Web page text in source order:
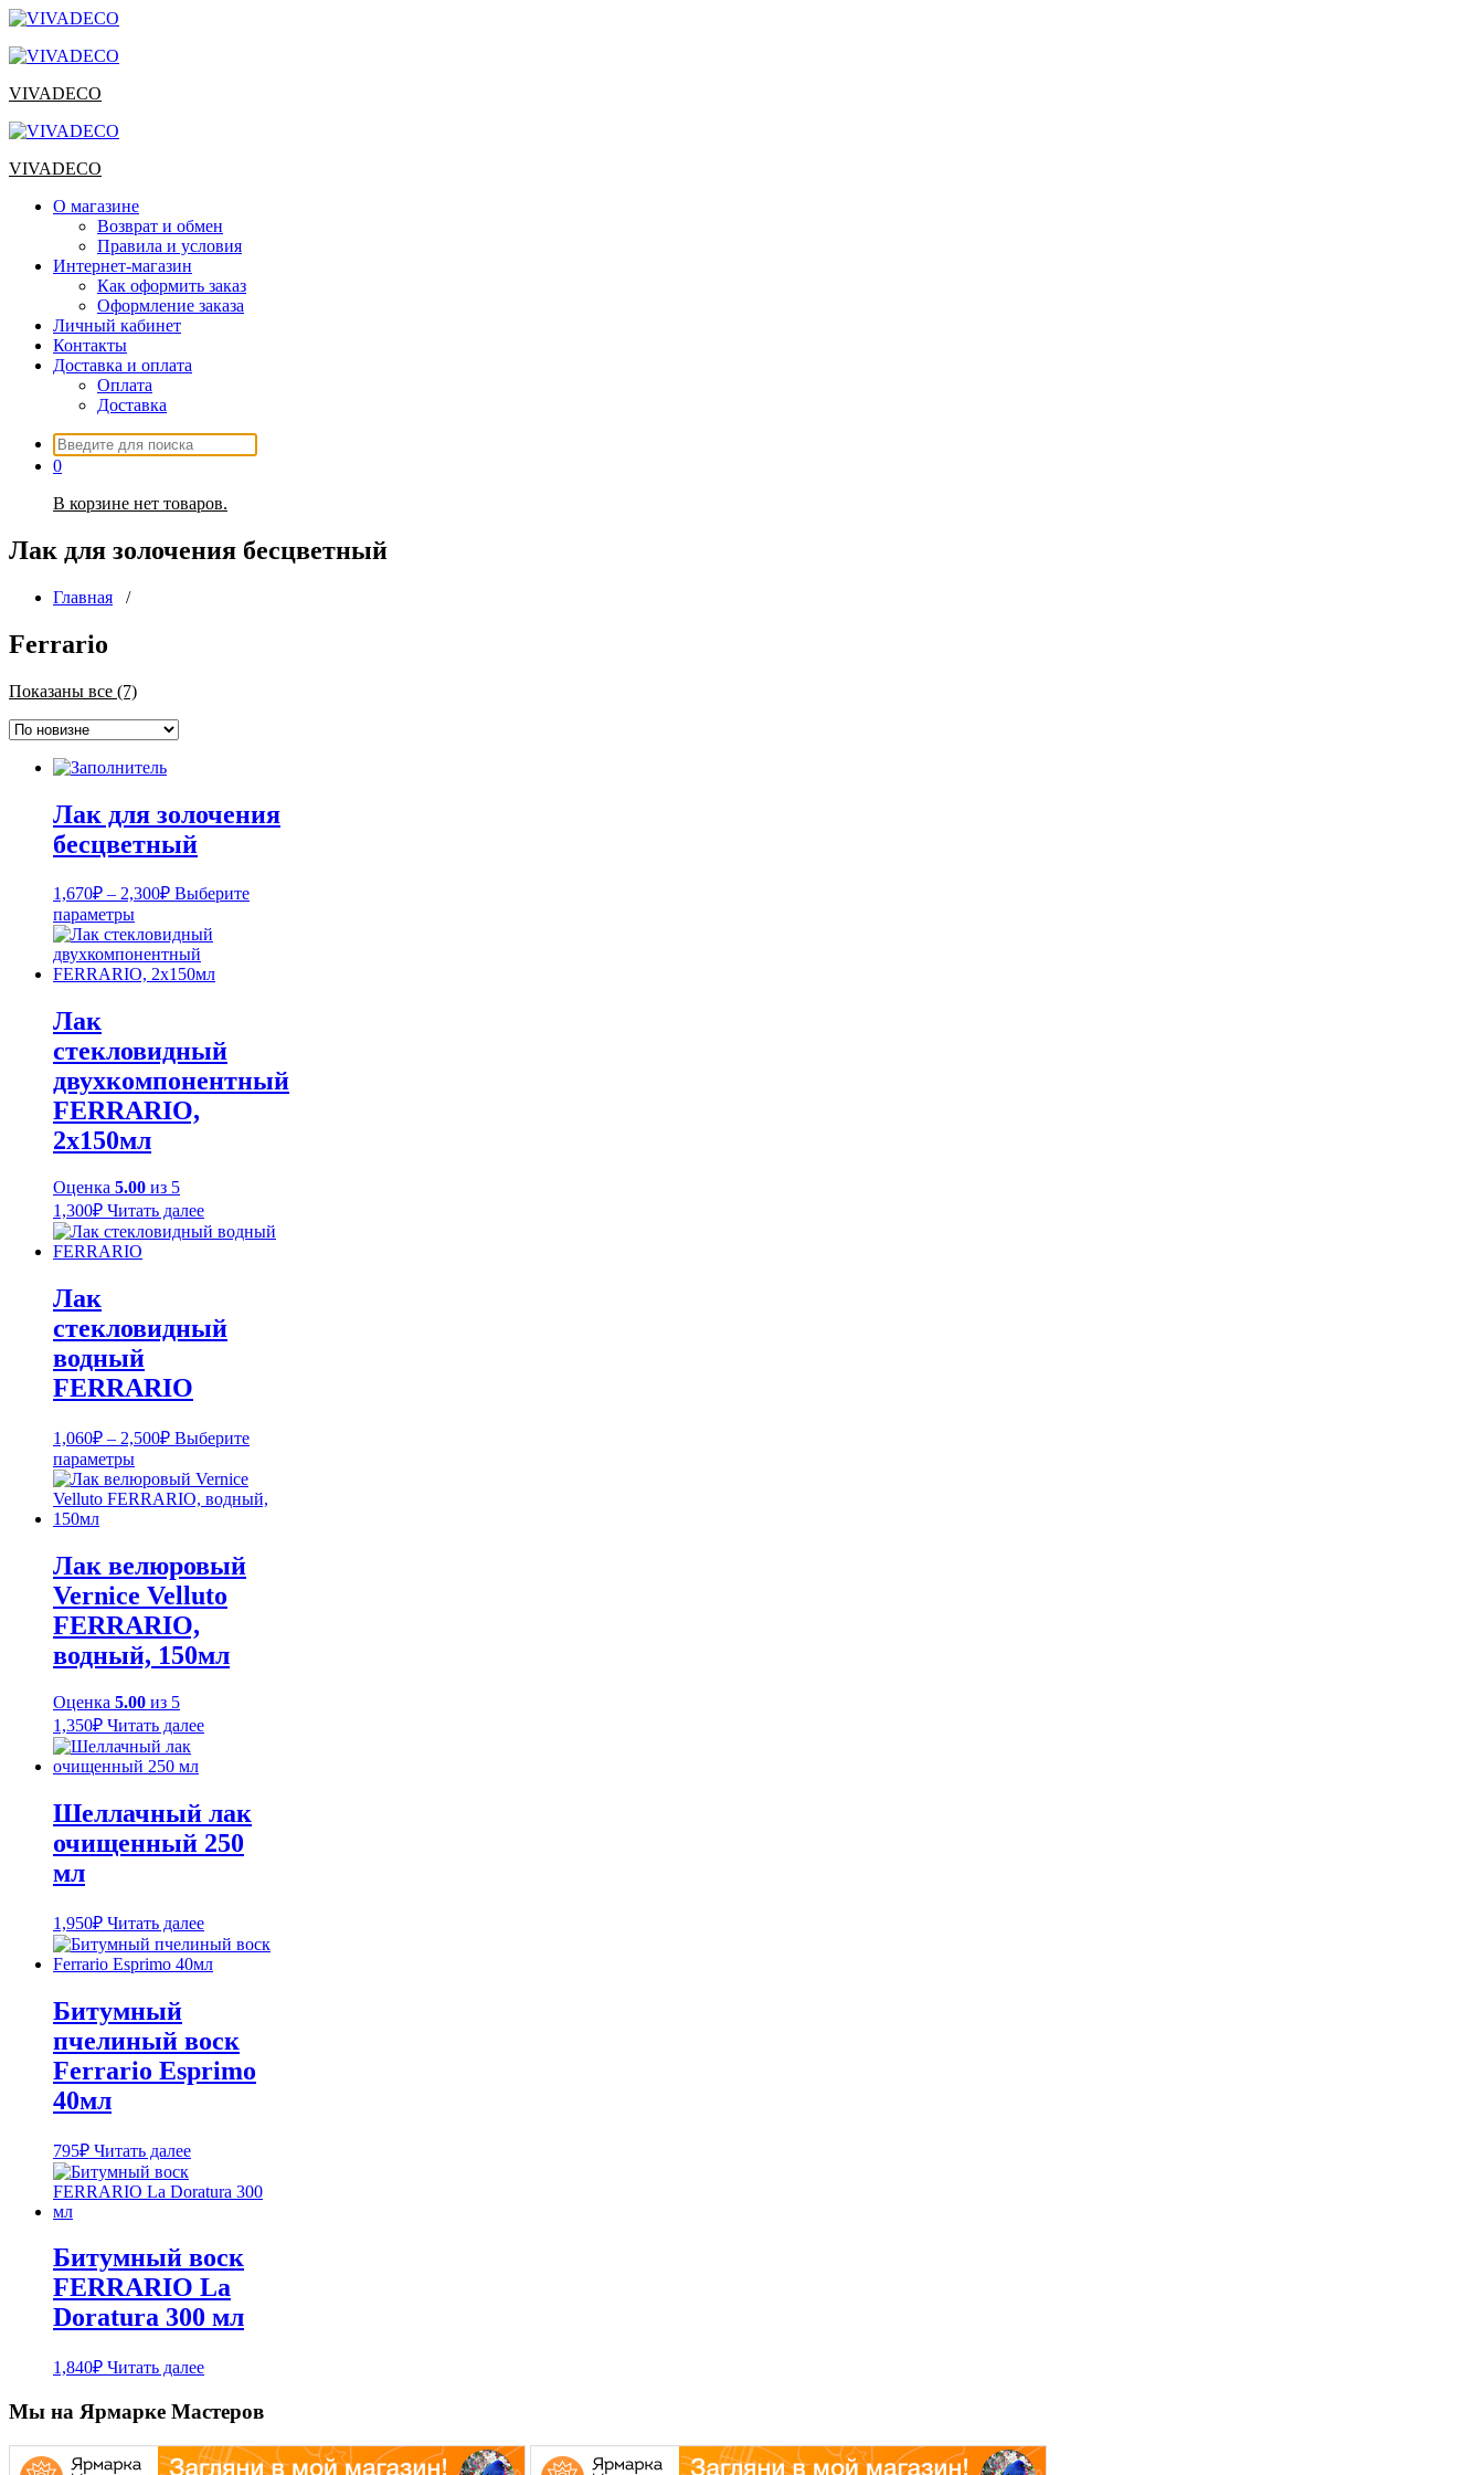
Перейти
содержимому
VIVADECO
VIVADECO
О магазине
Возврат и обмен
Правила и условия
Интернет-магазин
Как оформить заказ
Оформление заказа
Личный кабинет
Контакты
Доставка и оплата
Оплата
Доставка
Искать:
0
В корзине нет товаров.
Лак для золочения бесцветный
Главная /
Ferrario
Показаны все (7)Сортировка:
недавние
Лак для золочения
бесцветный
1,670₽ – 2,300₽Диапазон
1,670₽
–
2,300₽
Выберите
параметрыЭтот
товар
имеет
несколько
выбрать
на
странице
товара.
Лак
стекловидный
двухкомпонентный
FERRARIO,
2х150мл
Оценка 5.00 из 5
1,300₽ Читать далее
Лак
стекловидный
водный
FERRARIO
1,060₽ – 2,500₽Диапазон
1,060₽
–
Выберите
параметрыЭтот
товар
имеет
можно
выбрать
на
странице
товара.
Лак велюровый
Vernice Velluto
FERRARIO,
водный, 150мл
Оценка 5.00 из 5
1,350₽ Читать далее
Шеллачный лак
очищенный 250
мл
1,950₽ Читать далее
Битумный
пчелиный воск
Ferrario Esprimo
40мл
795₽ Читать далее
Битумный воск
FERRARIO La
Doratura 300 мл
1,840₽ Читать далее
Мы на Ярмарке Мастеров